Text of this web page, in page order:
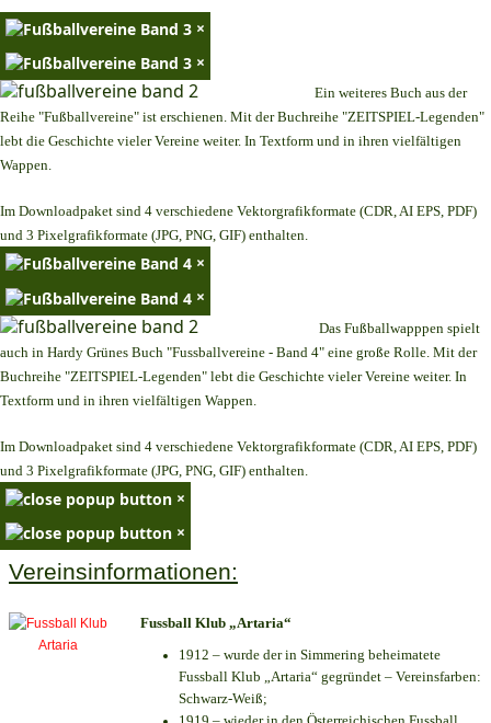
×
×
Ein weiteres Buch aus der
Reihe "Fußballvereine" ist erschienen. Mit der Buchreihe "ZEITSPIEL-Legenden"
lebt die Geschichte vieler Vereine weiter. In Textform und in ihren vielfältigen
Wappen.
Im Downloadpaket sind 4 verschiedene Vektorgrafikformate (CDR, AI EPS, PDF)
und 3 Pixelgrafikformate (JPG, PNG, GIF) enthalten.
×
×
Das Fußballwapppen spielt
auch in Hardy Grünes Buch "Fussballvereine - Band 4" eine große Rolle. Mit der
Buchreihe "ZEITSPIEL-Legenden" lebt die Geschichte vieler Vereine weiter. In
Textform und in ihren vielfältigen Wappen.
Im Downloadpaket sind 4 verschiedene Vektorgrafikformate (CDR, AI EPS, PDF)
und 3 Pixelgrafikformate (JPG, PNG, GIF) enthalten.
×
×
Vereinsinformationen:
Fussball Klub „Artaria“
1912 – wurde der in Simmering beheimatete
Fussball Klub „Artaria“ gegründet – Vereinsfarben:
Schwarz-Weiß;